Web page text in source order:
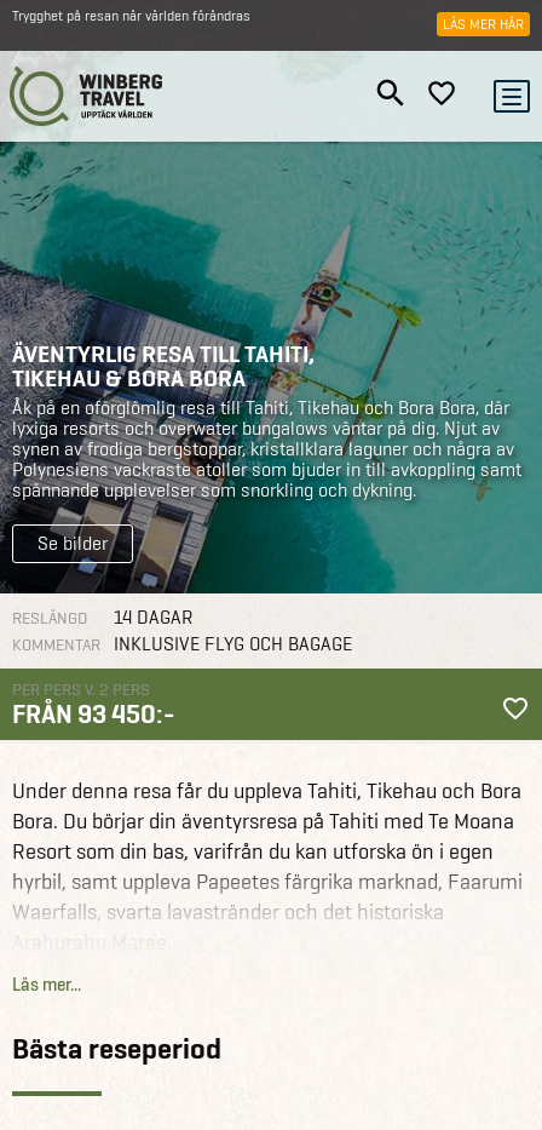
Trygghet på resan när världen förändras LÄS MER HÄR
ÄVENTYRLIG RESA TILL TAHITI,
TIKEHAU & BORA BORA
Åk på en oförglömlig resa till Tahiti, Tikehau och Bora Bora, där
lyxiga resorts och overwater bungalows väntar på dig. Njut av
synen av frodiga bergstoppar, kristallklara laguner och några av
Polynesiens vackraste atoller som bjuder in till avkoppling samt
spännande upplevelser som snorkling och dykning.
Se bilder
RESLÄNGD 14 DAGAR
KOMMENTAR INKLUSIVE FLYG OCH BAGAGE
PER PERS V. 2 PERS
FRÅN 93 450:-
Polynesien
Reseförslag Äventyrlig resa till Tahiti, Tikehau & Bora
Bora
Under denna resa får du uppleva Tahiti, Tikehau och Bora
Bora. Du börjar din äventyrsresa på Tahiti med Te Moana
Resort som din bas, varifrån du kan utforska ön i egen
hyrbil, samt uppleva Papeetes färgrika marknad, Faarumi
Waerfalls, svarta lavastränder och det historiska
ögruppen, där du tillbringar fyra nätter i en overwater
bungalow på Le Tikehau by Pearl. Tikehau är känd för sina
paradisstränder och betraktas som en av de vackraste
Läs mer...
Bästa reseperiod